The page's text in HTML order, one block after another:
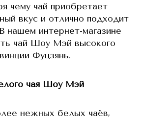
чему чай приобретает
вкус и отлично подходит
нашем интернет-магазине
чай Шоу Мэй высокого
Фуцзянь.
чая Шоу Мэй
нежных белых чаёв,